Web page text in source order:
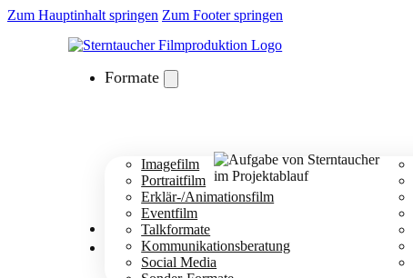
Zum Hauptinhalt springen Zum Footer springen
Formate
Imagefilm
Portraitfilm
Erklär-/Animationsfilm
Eventfilm
Talkformate
Kommunikationsberatung
Social Media
Branchen
Cases